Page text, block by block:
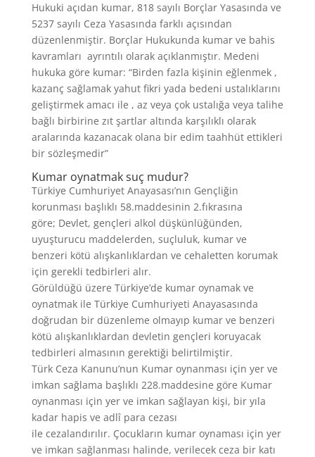
Hukuki açıdan kumar, 818 sayılı Borçlar Yasasında ve
5237 sayılı Ceza Yasasında farklı açısından
düzenlenmiştir. Borçlar Hukukunda kumar ve bahis
kavramları ayrıntılı olarak açıklanmıştır. Medeni
hukuka göre kumar: “Birden fazla kişinin eğlenmek ,
kazanç sağlamak yahut fikri yada bedeni ustalıklarını
geliştirmek amacı ile , az veya çok ustalığa veya talihe
bağlı birbirine zıt şartlar altında karşılıklı olarak
aralarında kazanacak olana bir edim taahhüt ettikleri
bir sözleşmedir”
Kumar oynatmak suç mudur?
Türkiye Cumhuriyet Anayasası’nın Gençliğin
korunması başlıklı 58.maddesinin 2.fıkrasına
göre; Devlet, gençleri alkol düşkünlüğünden,
uyuşturucu maddelerden, suçluluk, kumar ve
benzeri kötü alışkanlıklardan ve cehaletten korumak
için gerekli tedbirleri alır.
Görüldüğü üzere Türkiye’de kumar oynamak ve
oynatmak ile Türkiye Cumhuriyeti Anayasasında
doğrudan bir düzenleme olmayıp kumar ve benzeri
kötü alışkanlıklardan devletin gençleri koruyacak
tedbirleri almasının gerektiği belirtilmiştir.
Türk Ceza Kanunu’nun Kumar oynanması için yer ve
imkan sağlama başlıklı 228.maddesine göre Kumar
oynanması için yer ve imkan sağlayan kişi, bir yıla
kadar hapis ve adlî para cezası
ile cezalandırılır. Çocukların kumar oynaması için yer
ve imkan sağlanması halinde, verilecek ceza bir katı